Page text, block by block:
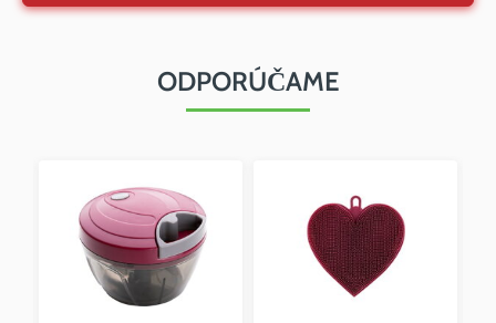
ODPORÚČAME